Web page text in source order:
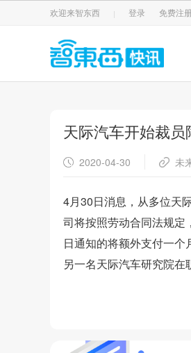
欢迎来智东西 登录 免费注
智东西 车东西
天际汽车开始裁
2020-04-30 未
4月30日消息，从多位天
司将按照劳动合同法规
日通知的将额外支付一个
另一名天际汽车研究院在